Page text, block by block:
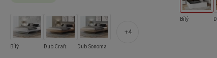
Bílý Dub Craft Dub Sonoma
4
Bílý